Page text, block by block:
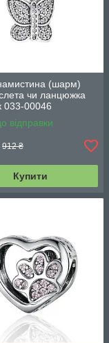
(шарм)
чи ланцюжка
033-00046
відправки
912 ₴
Купити